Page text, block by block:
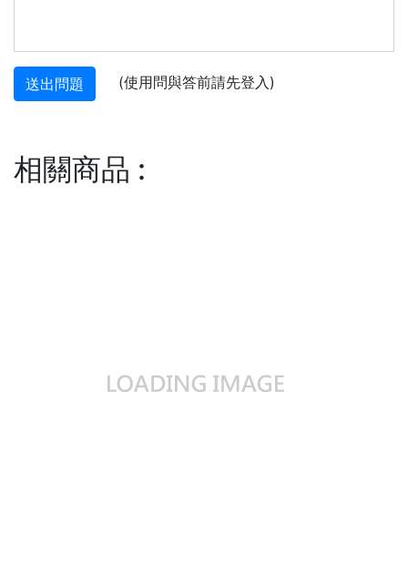
送出問題 (使用問與答前請先登入)
相關商品 :